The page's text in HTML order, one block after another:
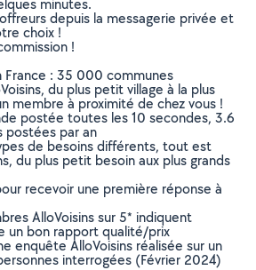
minutes.
depuis la messagerie privée et
choix !
!
France : 35 000 communes
du plus petit village à la plus
membre à proximité de chez vous !
postée toutes les 10 secondes, 3.6
postées par an
de besoins différents, tout est
du plus petit besoin aux plus grands
recevoir une première réponse à
AlloVoisins sur 5* indiquent
un bon rapport qualité/prix
enquête AlloVoisins réalisée sur un
interrogées (Février 2024)